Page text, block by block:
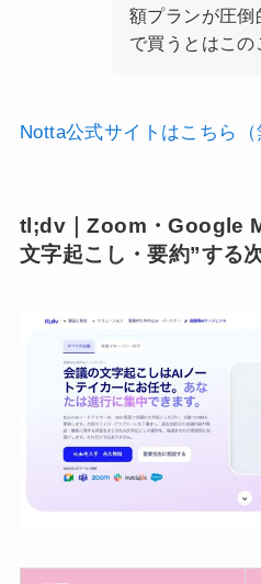
額プランが圧倒
で買うとはこの
Notta公式サイトはこちら（
tl;dv｜Zoom・Google
文字起こし・要約”する